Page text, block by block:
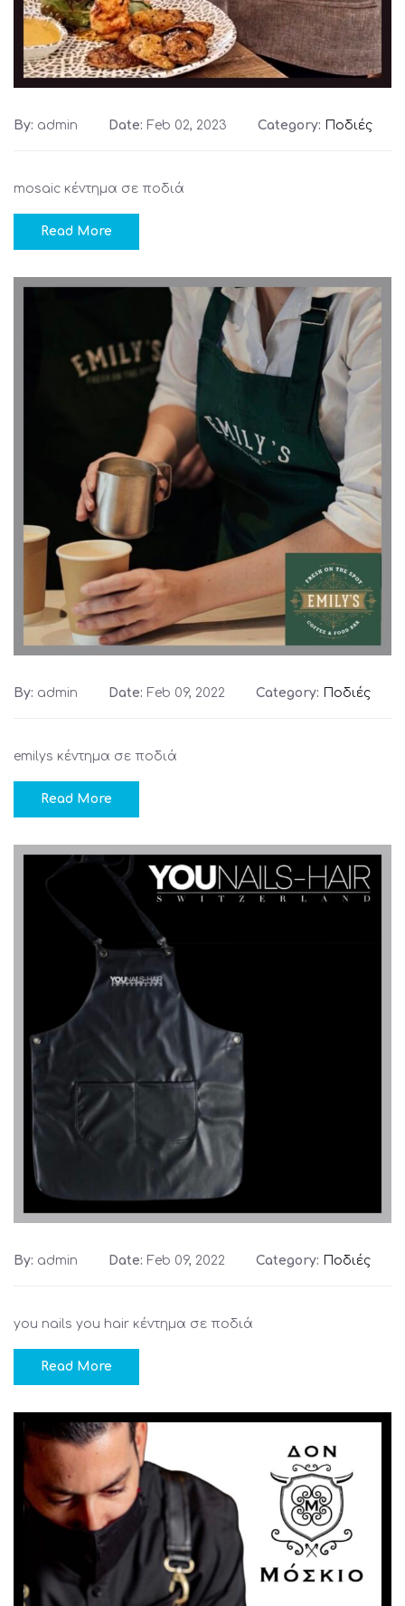
By: admin Date: Feb 02, 2023 Category: Ποδιές
mosaic κέντημα σε ποδιά
Read More
By: admin Date: Feb 09, 2022 Category: Ποδιές
emilys κέντημα σε ποδιά
Read More
By: admin Date: Feb 09, 2022 Category: Ποδιές
you nails you hair κέντημα σε ποδιά
Read More